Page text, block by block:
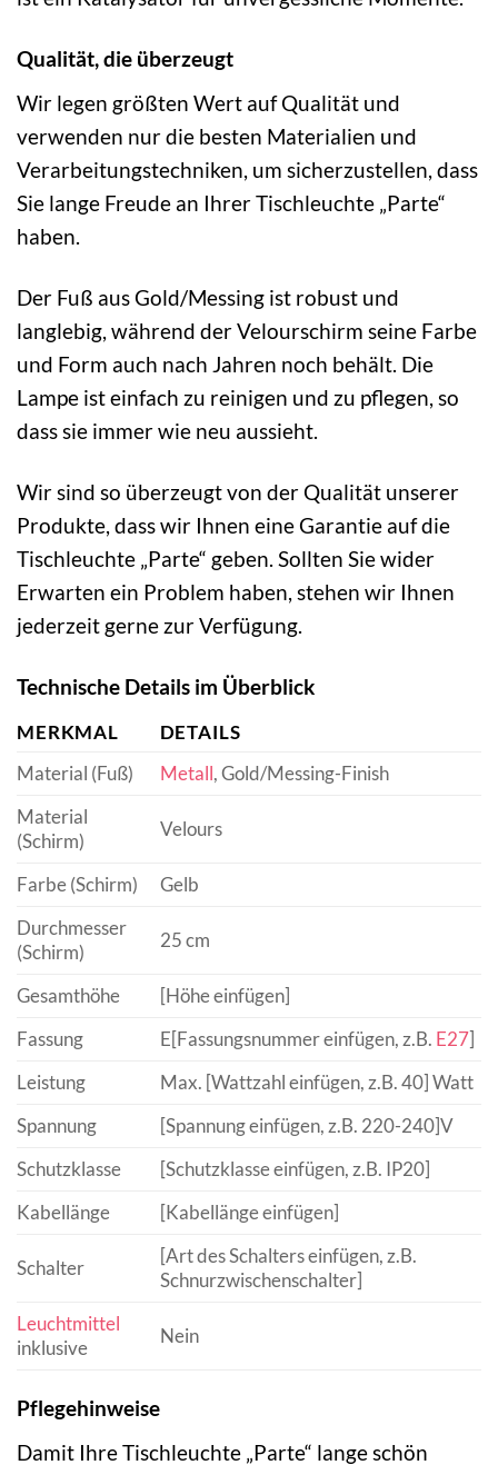
Qualität, die überzeugt
Wir legen größten Wert auf Qualität und
verwenden nur die besten Materialien und
Verarbeitungstechniken, um sicherzustellen, dass
Sie lange Freude an Ihrer Tischleuchte „Parte“
haben.
Der Fuß aus Gold/Messing ist robust und
langlebig, während der Velourschirm seine Farbe
und Form auch nach Jahren noch behält. Die
Lampe ist einfach zu reinigen und zu pflegen, so
dass sie immer wie neu aussieht.
Wir sind so überzeugt von der Qualität unserer
Produkte, dass wir Ihnen eine Garantie auf die
Tischleuchte „Parte“ geben. Sollten Sie wider
Erwarten ein Problem haben, stehen wir Ihnen
jederzeit gerne zur Verfügung.
Technische Details im Überblick
MERKMAL
DETAILS
Material (Fuß)
Metall, Gold/Messing-Finish
Material
(Schirm)
Velours
Farbe (Schirm)
Gelb
Durchmesser
(Schirm)
25 cm
Gesamthöhe
[Höhe einfügen]
Fassung
E[Fassungsnummer einfügen, z.B. E27]
Leistung
Max. [Wattzahl einfügen, z.B. 40] Watt
Spannung
[Spannung einfügen, z.B. 220-240]V
Schutzklasse
[Schutzklasse einfügen, z.B. IP20]
Kabellänge
[Kabellänge einfügen]
Schalter
[Art des Schalters einfügen, z.B.
Schnurzwischenschalter]
Leuchtmittel
inklusive
Nein
Pflegehinweise
Damit Ihre Tischleuchte „Parte“ lange schön